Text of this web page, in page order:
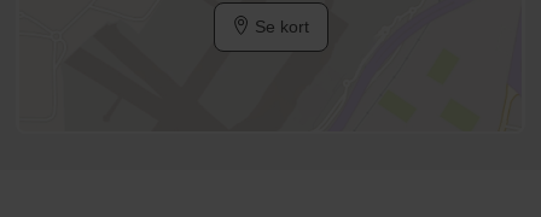
Se kort